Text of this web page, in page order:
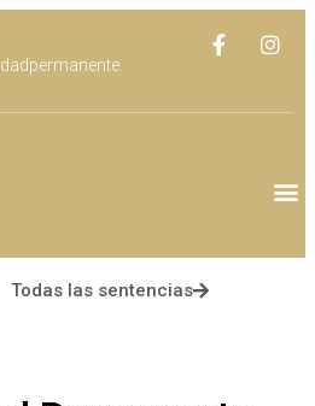
Todas las sentencias